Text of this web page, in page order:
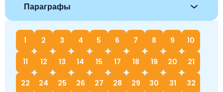
Параграфы
1 2 3 4 5 6 7 8 9 10
11 12 13 14 15 17 18 19 20 21
22 24 25 26 27 28 29 30 31 32